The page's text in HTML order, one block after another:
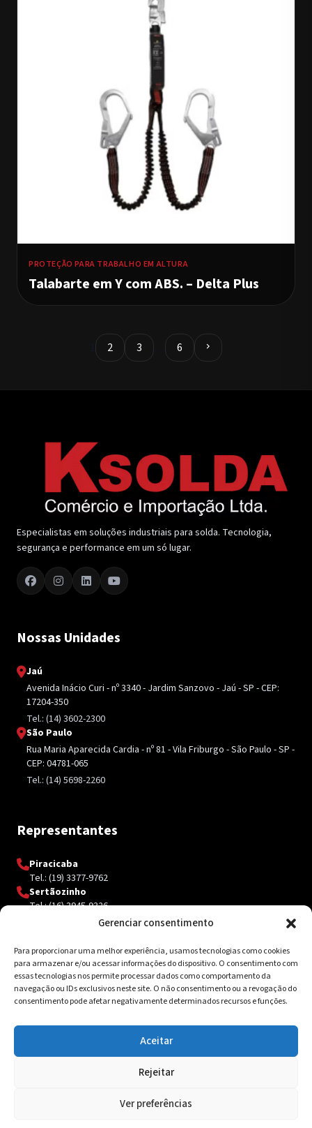
Gerenciar consentimento
Para proporcionar uma melhor experiência, usamos tecnologias como cookies
para armazenar e/ou acessar informações do dispositivo. O consentimento com
essas tecnologias nos permite processar dados como comportamento da
navegação ou IDs exclusivos neste site. O não consentimento ou a revogação do
consentimento pode afetar negativamente determinados recursos e funções.
Aceitar
Rejeitar
Ver preferências
PROTEÇÃO PARA TRABALHO EM ALTURA
Talabarte em Y com ABS. – Delta Plus
1 2 3 6 chevron_right
Especialistas em soluções industriais para solda. Tecnologia,
segurança e performance em um só lugar.
Nossas Unidades
Jaú
Avenida Inácio Curi - nº 3340 - Jardim Sanzovo - Jaú - SP - CEP:
17204-350
Tel.: (14) 3602-2300
São Paulo
Rua Maria Aparecida Cardia - nº 81 - Vila Friburgo - São Paulo - SP -
CEP: 04781-065
Tel.: (14) 5698-2260
Representantes
Piracicaba
Tel.: (19) 3377-9762
Sertãozinho
Tel.: (16) 3945-9326
Contato
Av. Inácio Curi, 3340 Jardim Sanzovo CEP: 17.204-350
(14) 98159-0142
© 2026 Ksolda. Todos os direitos reservados. Site by